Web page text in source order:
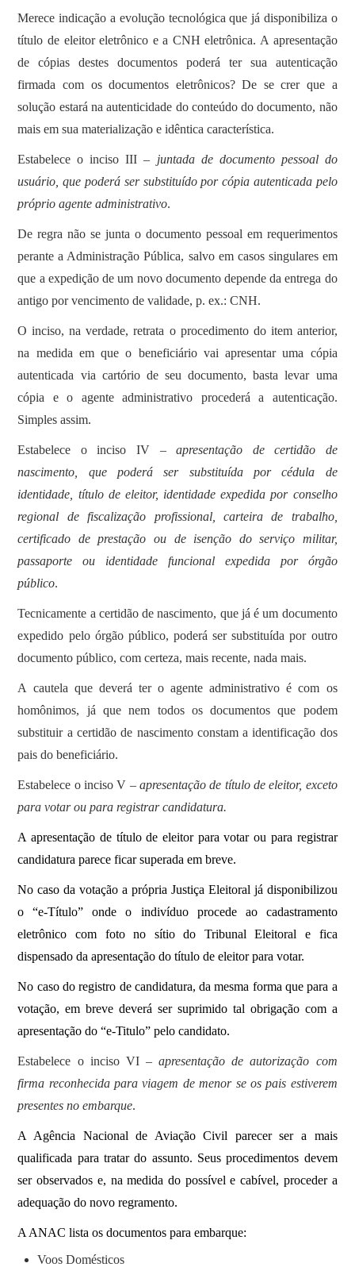
Merece indicação a evolução tecnológica que já disponibiliza o
título de eleitor eletrônico e a CNH eletrônica. A apresentação
de cópias destes documentos poderá ter sua autenticação
firmada com os documentos eletrônicos? De se crer que a
solução estará na autenticidade do conteúdo do documento, não
mais em sua materialização e idêntica característica.
Estabelece o inciso III – juntada de documento pessoal do
usuário, que poderá ser substituído por cópia autenticada pelo
próprio agente administrativo.
De regra não se junta o documento pessoal em requerimentos
perante a Administração Pública, salvo em casos singulares em
que a expedição de um novo documento depende da entrega do
antigo por vencimento de validade, p. ex.: CNH.
O inciso, na verdade, retrata o procedimento do item anterior,
na medida em que o beneficiário vai apresentar uma cópia
autenticada via cartório de seu documento, basta levar uma
cópia e o agente administrativo procederá a autenticação.
Simples assim.
Estabelece o inciso IV –apresentação de certidão de
nascimento, que poderá ser substituída por cédula de
identidade, título de eleitor, identidade expedida por conselho
regional de fiscalização profissional, carteira de trabalho,
certificado de prestação ou de isenção do serviço militar,
passaporte ou identidade funcional expedida por órgão
público.
Tecnicamente a certidão de nascimento, que já é um documento
expedido pelo órgão público, poderá ser substituída por outro
documento público, com certeza, mais recente, nada mais.
A cautela que deverá ter o agente administrativo é com os
homônimos, já que nem todos os documentos que podem
substituir a certidão de nascimento constam a identificação dos
pais do beneficiário.
Estabelece o inciso V – apresentação de título de eleitor, exceto
para votar ou para registrar candidatura.
A apresentação de título de eleitor para votar ou para registrar
candidatura parece ficar superada em breve.
No caso da votação a própria Justiça Eleitoral já disponibilizou
o “e-Título” onde o indivíduo procede ao cadastramento
eletrônico com foto no sítio do Tribunal Eleitoral e fica
dispensado da apresentação do título de eleitor para votar.
No caso do registro de candidatura, da mesma forma que para a
votação, em breve deverá ser suprimido tal obrigação com a
apresentação do “e-Titulo” pelo candidato.
Estabelece o inciso VI –apresentação de autorização com
firma reconhecida para viagem de menor se os pais estiverem
presentes no embarque.
A Agência Nacional de Aviação Civil parecer ser a mais
qualificada para tratar do assunto. Seus procedimentos devem
ser observados e, na medida do possível e cabível, proceder a
adequação do novo regramento.
A ANAC lista os documentos para embarque:
Voos Domésticos